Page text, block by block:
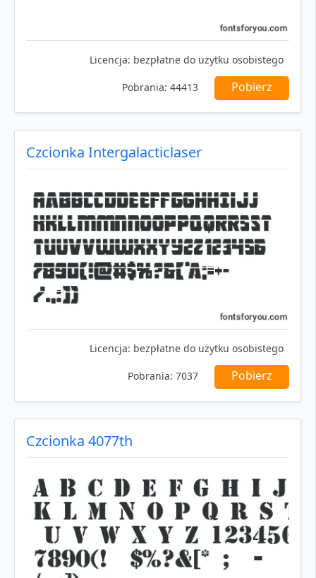
Licencja: bezpłatne do użytku osobistego
Pobrania: 44413 Pobierz
Czcionka Intergalacticlaser
Licencja: bezpłatne do użytku osobistego
Pobrania: 7037 Pobierz
Czcionka 4077th